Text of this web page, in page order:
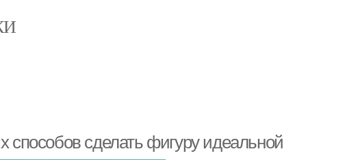
способов сделать фигуру идеальной